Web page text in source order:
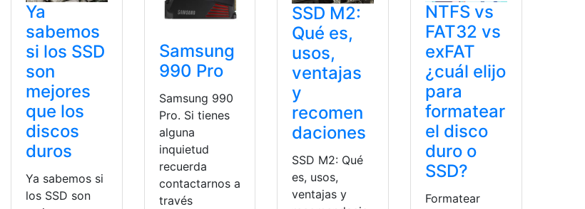
Ya
sabemos
si los SSD
son
mejores
que los
discos
duros
Ya sabemos si
los SSD son
Samsung
990 Pro
Samsung 990
Pro. Si tienes
alguna
inquietud
recuerda
contactarnos a
través
SSD M2:
Qué es,
usos,
ventajas
y
recomen
daciones
SSD M2: Qué
es, usos,
ventajas y
NTFS vs
FAT32 vs
exFAT
¿cuál elijo
para
formatear
el disco
duro o
SSD?
Formatear